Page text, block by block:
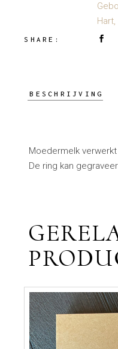
Hart,
SHARE:
BESCHRIJVING
Moedermelk
De ring kan